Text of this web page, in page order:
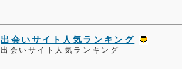
出会いサイト人気ランキング
出会いサイト人気ランキング